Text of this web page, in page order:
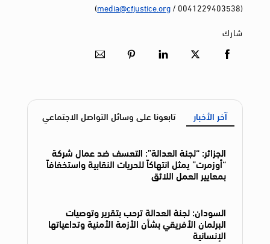
(0041229403538 /
media@cfjustice.org
)
شارك
آخر الأخبار تابعونا على وسائل التواصل الاجتماعي
الجزائر: “لجنة العدالة”: التعسف ضد عمال شركة
“أوزمرت” يمثل انتهاكاً للحريات النقابية واستخفافاً
بمعايير العمل اللائق
السودان: لجنة العدالة ترحب بتقرير وتوصيات
البرلمان الأفريقي بشأن الأزمة الأمنية وتداعياتها
الإنسانية